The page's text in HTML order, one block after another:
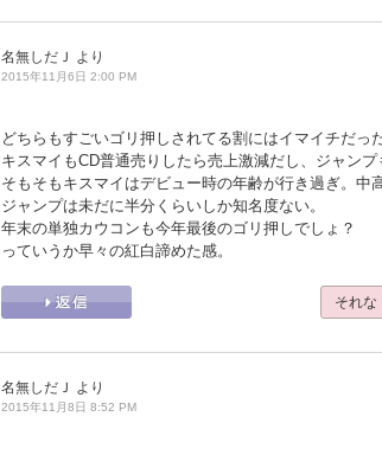
名無しだＪ より
2015年11月6日 2:00 PM
どちらもすごいゴリ押しされてる割にはイマイチだっ
キスマイもCD普通売りしたら売上激減だし、ジャンプ
そもそもキスマイはデビュー時の年齢が行き過ぎ。中
ジャンプは未だに半分くらいしか知名度ない。
年末の単独カウコンも今年最後のゴリ押しでしょ？
っていうか早々の紅白諦めた感。
それな
名無しだＪ より
2015年11月8日 8:52 PM